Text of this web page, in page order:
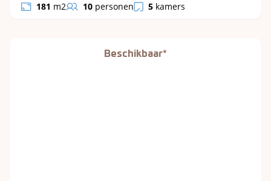
181 m2 10 personen 5 kamers
Beschikbaar*